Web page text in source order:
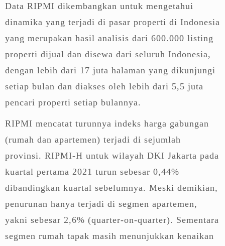
Data RIPMI dikembangkan untuk mengetahui
dinamika yang terjadi di pasar properti di Indonesia
yang merupakan hasil analisis dari 600.000 listing
properti dijual dan disewa dari seluruh Indonesia,
dengan lebih dari 17 juta halaman yang dikunjungi
setiap bulan dan diakses oleh lebih dari 5,5 juta
pencari properti setiap bulannya.
RIPMI mencatat turunnya indeks harga gabungan
(rumah dan apartemen) terjadi di sejumlah
provinsi. RIPMI-H untuk wilayah DKI Jakarta pada
kuartal pertama 2021 turun sebesar 0,44%
dibandingkan kuartal sebelumnya. Meski demikian,
penurunan hanya terjadi di segmen apartemen,
yakni sebesar 2,6% (quarter-on-quarter). Sementara
segmen rumah tapak masih menunjukkan kenaikan